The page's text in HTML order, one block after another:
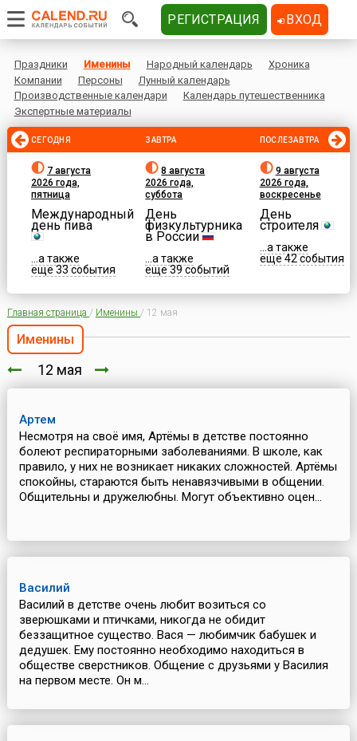
Праздники Именины Народный календарь
Хроника
Компании
Персоны
Лунный календарь
Производственные календари
Календарь путешественника
Экспертные материалы
СЕГОДНЯ
7 августа
2026 года,
пятница
Международный
день пива
...а также
еще 33 события
ЗАВТРА
8 августа
2026 года,
суббота
День
физкультурника
в России
...а также
еще 39 событий
ПОСЛЕЗАВТРА
9 августа
2026 года,
воскресенье
День
строителя
...а также
еще 42 события
Главная страница / Именины / 12 мая
Именины
12 мая
Артем
Несмотря на своё имя, Артёмы в детстве постоянно
болеют респираторными заболеваниями. В школе, как
правило, у них не возникает никаких сложностей. Артёмы
спокойны, стараются быть ненавязчивыми в общении.
Общительны и дружелюбны. Могут объективно оцен...
Василий
Василий в детстве очень любит возиться со
зверюшками и птичками, никогда не обидит
беззащитное существо. Вася — любимчик бабушек и
дедушек. Ему постоянно необходимо находиться в
обществе сверстников. Общение с друзьями у Василия
на первом месте. Он м...
РЕГИСТРАЦИЯ ВХОД